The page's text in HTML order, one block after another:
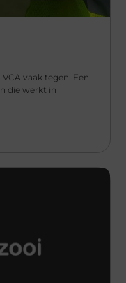
vaak tegen. Een
die werkt in